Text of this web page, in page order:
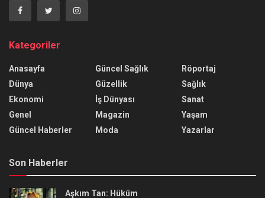
Kategoriler
Anasayfa
Dünya
Ekonomi
Genel
Güncel Haberler
Güncel Sağlık
Güzellik
İş Dünyası
Magazin
Moda
Röportaj
Sağlık
Sanat
Yaşam
Yazarlar
Son Haberler
Aşkım Tan: Hüküm